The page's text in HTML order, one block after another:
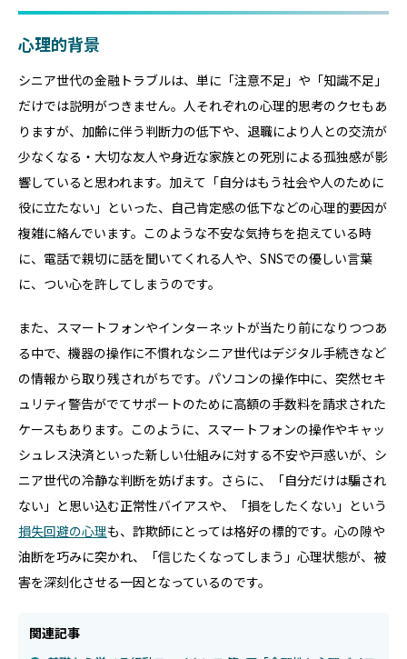
心理的背景
シニア世代の金融トラブルは、単に「注意不足」や「知識不足」
だけでは説明がつきません。人それぞれの心理的思考のクセもあ
りますが、加齢に伴う判断力の低下や、退職により人との交流が
少なくなる・大切な友人や身近な家族との死別による孤独感が影
響していると思われます。加えて「自分はもう社会や人のために
役に立たない」といった、自己肯定感の低下などの心理的要因が
複雑に絡んでいます。このような不安な気持ちを抱えている時
に、電話で親切に話を聞いてくれる人や、SNSでの優しい言葉
に、つい心を許してしまうのです。
また、スマートフォンやインターネットが当たり前になりつつあ
る中で、機器の操作に不慣れなシニア世代はデジタル手続きなど
の情報から取り残されがちです。パソコンの操作中に、突然セキ
ュリティ警告がでてサポートのために高額の手数料を請求された
ケースもあります。このように、スマートフォンの操作やキャッ
シュレス決済といった新しい仕組みに対する不安や戸惑いが、シ
ニア世代の冷静な判断を妨げます。さらに、「自分だけは騙され
ない」と思い込む正常性バイアスや、「損をしたくない」という
損失回避の心理も、詐欺師にとっては格好の標的です。心の隙や
油断を巧みに突かれ、「信じたくなってしまう」心理状態が、被
害を深刻化させる一因となっているのです。
関連記事